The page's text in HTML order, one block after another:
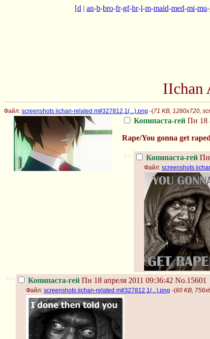
[d | an-b-bro-fr-gf-hr-l-m-maid-med-mi-mu-
IIchan
Файл: screenshots iichan-related m#327812,1(...).png -(71 KB, 1280x720,
Копипаста-гей Пн 18
Rape/You gonna get raped
>> Копипаста-гей Пн
Файл: screenshots
>> Копипаста-гей Пн 18 апреля 2011 09:36:42 No.15601
Файл: screenshots iichan-related m#327812,1(...).png -(60 KB,